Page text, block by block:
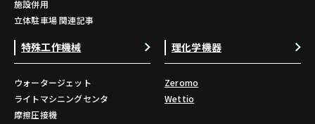
施設併用
立体駐車場 関連記事
特殊工作機械
ウォータージェット
ライトマシニングセンタ
摩擦圧接機
理化学機器
Zeromo
Wettio